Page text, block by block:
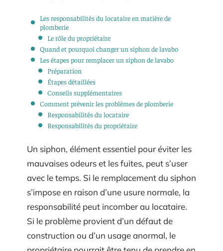
Les responsabilités du locataire en matière de
plomberie
Le rôle du propriétaire
Quand et pourquoi changer un siphon de lavabo
Les étapes pour remplacer un siphon de lavabo
Préparation
Étapes détaillées
Conseils supplémentaires
Comment prévenir les problèmes de plomberie
Responsabilités du locataire
Responsabilités du propriétaire
Un siphon, élément essentiel pour éviter les
mauvaises odeurs et les fuites, peut s’user
avec le temps. Si le remplacement du siphon
s’impose en raison d’une usure normale, la
responsabilité peut incomber au locataire.
Si le problème provient d’un défaut de
construction ou d’un usage anormal, le